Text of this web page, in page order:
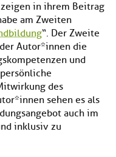
in ihrem Beitrag
am Zweiten
“. Der Zweite
Autor*innen die
und
des
sehen es als
auch im
inklusiv zu